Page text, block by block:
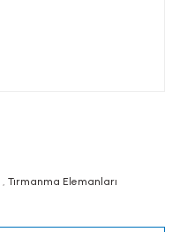
Tırmanma Elemanları